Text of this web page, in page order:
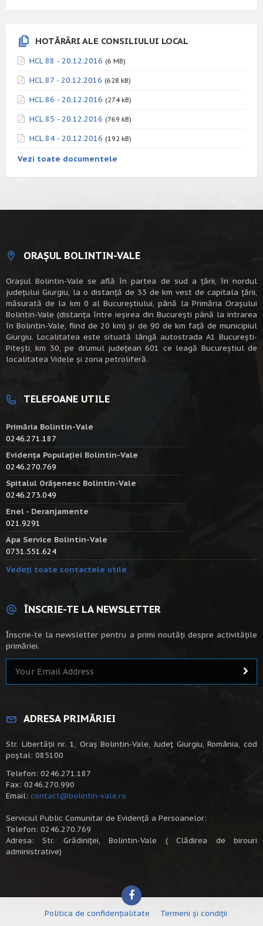
HOTĂRÂRI ALE CONSILIULUI LOCAL
HCL 88 - 20.12.2016 (6 MB)
HCL 87 - 20.12.2016 (628 kB)
HCL 86 - 20.12.2016 (274 kB)
HCL 85 - 20.12.2016 (769 kB)
HCL 84 - 20.12.2016 (192 kB)
Vezi toate documentele
ORAȘUL BOLINTIN-VALE
Oraşul Bolintin-Vale se află în partea de sud a ţării, în nordul
judeţului Giurgiu, la o distanţă de 33 de km vest de capitala țării,
măsurată de la km 0 al Bucureștiului, până la Primăria Orașului
Bolintin-Vale (distanța între ieșirea din București până la intrarea
în Bolintin-Vale, fiind de 20 km) şi de 90 de km faţă de municipiul
Giurgiu. Localitatea este situată lângă autostrada A1 Bucureşti-
Piteşti, km 30, pe drumul judeţean 601 ce leagă Bucureştiul de
localitatea Videle şi zona petroliferă.
TELEFOANE UTILE
Primăria Bolintin-Vale
0246.271.187
Evidența Populației Bolintin-Vale
0246.270.769
Spitalul Orășenesc Bolintin-Vale
0246.273.049
Enel - Deranjamente
021.9291
Apa Service Bolintin-Vale
0731.551.624
Vedeți toate contactele utile
ÎNSCRIE-TE LA NEWSLETTER
Înscrie-te la newsletter pentru a primi noutăți despre activitățile
primăriei.
ADRESA PRIMĂRIEI
Str. Libertății nr. 1, Oraș Bolintin-Vale, Județ Giurgiu, România, cod
poștal: 085100
Telefon: 0246.271.187
Fax: 0246.270.990
Email: contact@bolintin-vale.ro
Serviciul Public Comunitar de Evidență a Persoanelor:
Telefon: 0246.270.769
Adresa: Str. Grădiniței, Bolintin-Vale ( Clădirea de birouri
administrative)
Politica de confidențialitate Termeni și condiții